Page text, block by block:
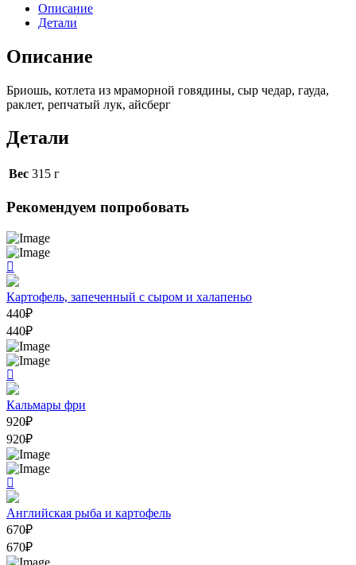
Описание
Детали
Описание
Бриошь, котлета из мраморной говядины, сыр чедар, гауда,
раклет, репчатый лук, айсберг
Детали
Вес 315 г
Рекомендуем попробовать
Картофель, запеченный с сыром и халапеньо
440₽
440₽
Кальмары фри
920₽
920₽
Английская рыба и картофель
670₽
670₽